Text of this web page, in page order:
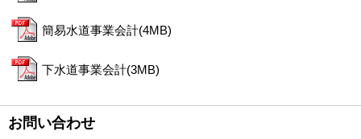
簡易水道事業会計(4MB)
下水道事業会計(3MB)
お問い合わせ